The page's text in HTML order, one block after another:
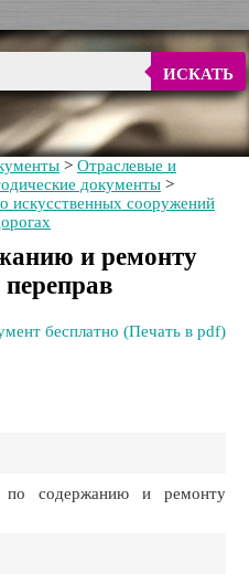
ИСКАТЬ
> Отраслевые и
документы >
искусственных сооружений
и ремонту
бесплатно (Печать в pdf)
содержанию и ремонту